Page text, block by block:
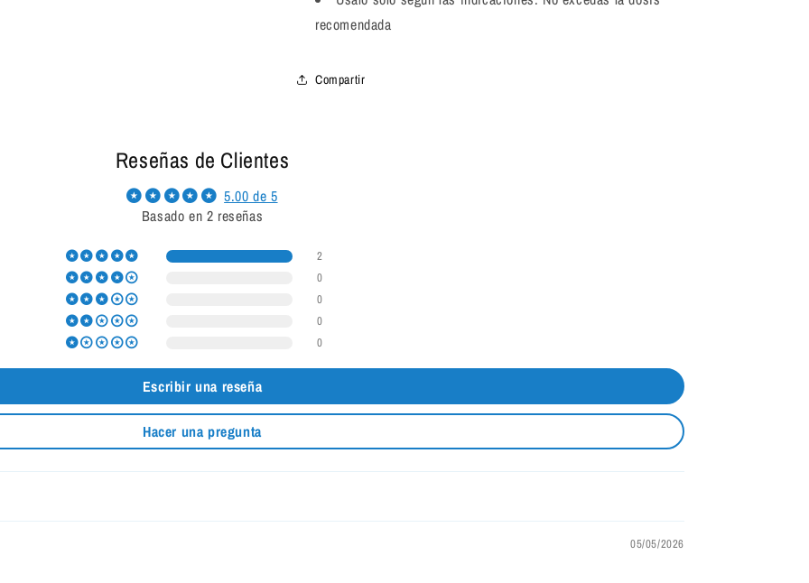
recomendada
Compartir
Reseñas de Clientes
5.00 de 5
Basado en 2 reseñas
2
0
0
0
0
Escribir una reseña
Hacer una pregunta
05/05/2026